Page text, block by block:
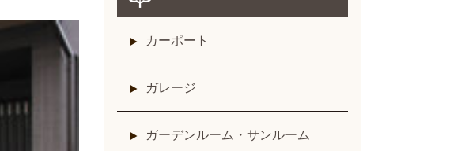
カーポート
ガレージ
ガーデンルーム・サンルーム